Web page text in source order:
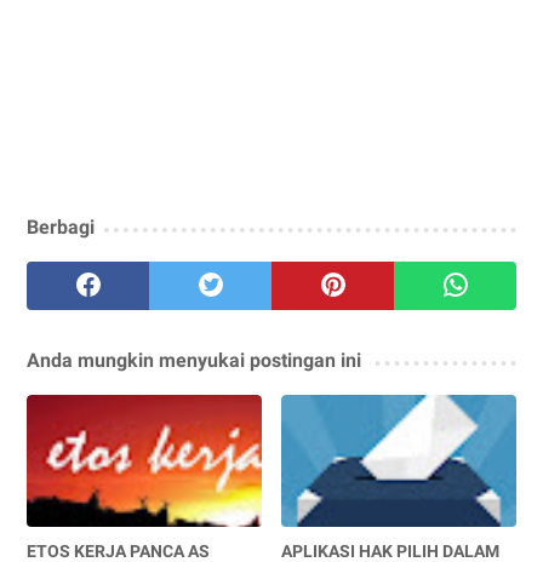
Berbagi
Anda mungkin menyukai postingan ini
ETOS KERJA PANCA AS
APLIKASI HAK PILIH DALAM